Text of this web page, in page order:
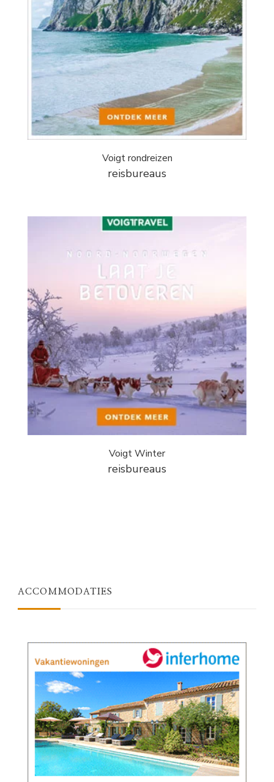
Voigt rondreizen
reisbureaus
Voigt Winter
reisbureaus
ACCOMMODATIES